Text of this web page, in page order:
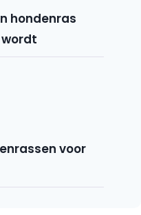
hondenras
voor